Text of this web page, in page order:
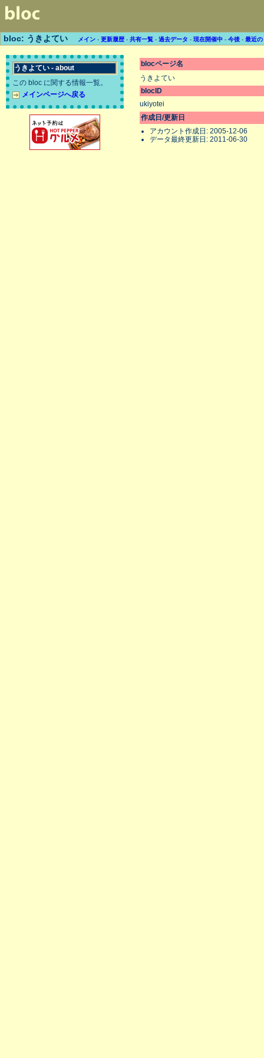
bloc: うきよてい メイン -更新履歴 -共有一覧 -過去データ -現在開催中 -今後 -最近
うきよてい - about
この bloc に関する情報一覧。
メインページへ戻る
blocページ名
うきよてい
blocID
ukiyotei
作成日/更新日
アカウント作成日: 2005-12-06
データ最終更新日: 2011-06-30